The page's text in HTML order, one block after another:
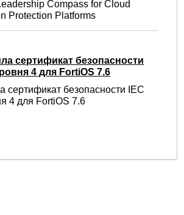
Compass for Cloud
Protection Platforms
сертификат безопасности
4 для FortiOS 7.6
сертификат безопасности IEC
4 для FortiOS 7.6